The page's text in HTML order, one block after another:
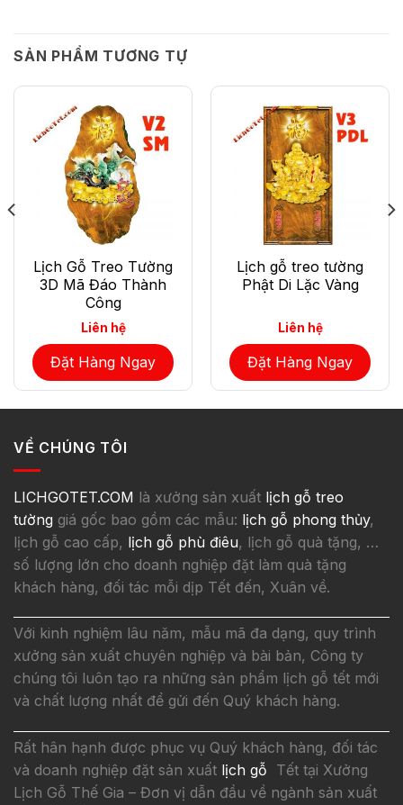
SẢN PHẨM TƯƠNG TỰ
Lịch Gỗ Treo Tường
3D Mã Đáo Thành
Công
Liên hệ
Đặt Hàng Ngay
Lịch gỗ treo tường
Phật Di Lặc Vàng
Liên hệ
Đặt Hàng Ngay
VỀ CHÚNG TÔI
LICHGOTET.COM là xưởng sản xuất lịch gỗ treo
tường giá gốc bao gồm các mẫu: lịch gỗ phong thủy,
lịch gỗ cao cấp, lịch gỗ phù điêu, lịch gỗ quà tặng, …
số lượng lớn cho doanh nghiệp đặt làm quà tặng
khách hàng, đối tác mỗi dịp Tết đến, Xuân về.
Với kinh nghiệm lâu năm, mẫu mã đa dạng, quy trình
xưởng sản xuất chuyên nghiệp và bài bản, Công ty
chúng tôi luôn tạo ra những sản phẩm lịch gỗ tết mới
và chất lượng nhất để gửi đến Quý khách hàng.
Rất hân hạnh được phục vụ Quý khách hàng, đối tác
và doanh nghiệp đặt sản xuất lịch gỗ Tết tại Xưởng
Lịch Gỗ Thế Gia – Đơn vị dẫn đầu về ngành sản xuất